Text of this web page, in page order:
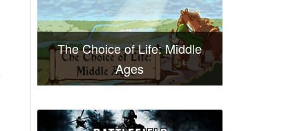
The Choice of Life: Middle
Ages